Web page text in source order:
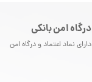
درگاه امن بانکی
دارای نماد اعتماد و درگاه امن